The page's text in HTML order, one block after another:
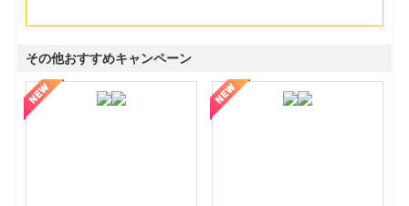
その他おすすめキャンペーン